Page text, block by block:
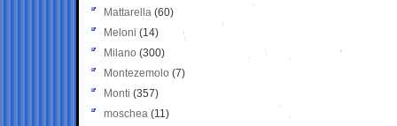
Mattarella (60)
Meloni (14)
Milano (300)
Montezemolo (7)
Monti (357)
moschea (11)